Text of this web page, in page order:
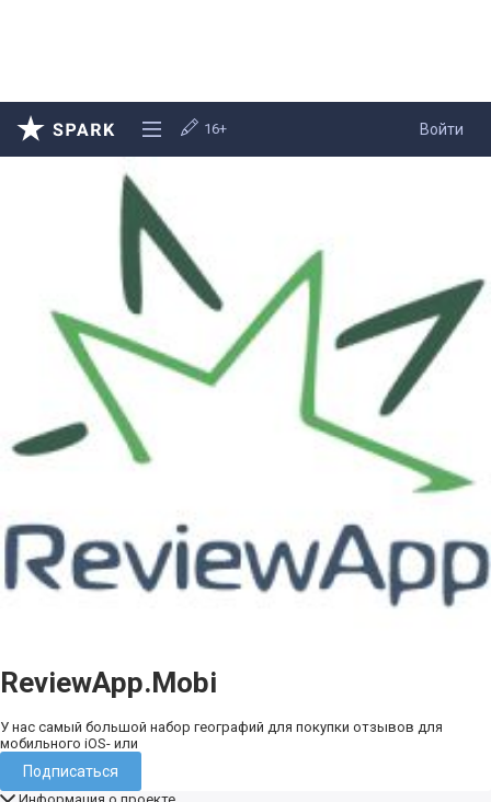
Войти
16+
ReviewApp.Mobi
У нас самый большой набор географий для покупки отзывов для
мобильного iOS- или
Подписаться